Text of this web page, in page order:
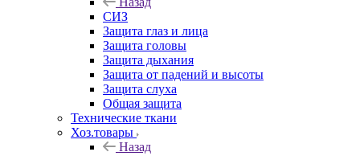
СИЗ
Защита глаз и лица
Защита головы
Защита дыхания
Защита от падений и высоты
Защита слуха
Общая защита
Технические ткани
Хоз.товары
Назад